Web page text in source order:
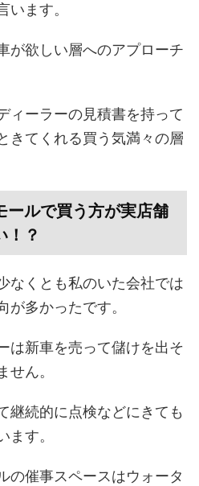
います。
が欲しい層へのアプローチ
ィーラーの見積書を持って
きてくれる買う気満々の層
ールで買う方が実店舗
！？
なくとも私のいた会社では
が多かったです。
は新車を売って儲けを出そ
せん。
継続的に点検などにきても
ます。
の催事スペースはウォータ